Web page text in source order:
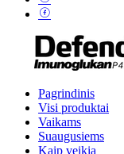
Pagrindinis
Visi produktai
Vaikams
Suaugusiems
Kaip veikia